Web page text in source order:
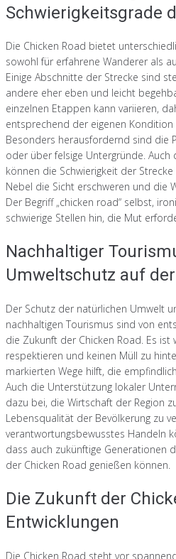
Schwierigkeitsgrade
Die Chicken Road bietet
sowohl für erfahrene Wanderer als
Einige Abschnitte der Strecke sind
andere eher eben und leicht
einzelnen Etappen kann variieren,
entsprechend der eigenen Kondition
Besonders herausfordernd sind die
oder über felsige Untergründe. Auch
können die Schwierigkeit der
Nebel die Sicht erschweren und die
Der Begriff „chicken road“ selbst,
schwierige Stellen hin, die Mut
Nachhaltiger
Umweltschutz auf
Der Schutz der natürlichen Umwelt
nachhaltigen Tourismus sind von
die Zukunft der Chicken Road. Es ist
respektieren und keinen Müll zu
markierten Wege hilft, die
Auch die Unterstützung lokaler
dazu bei, die Wirtschaft der Region
Lebensqualität der Bevölkerung zu
verantwortungsbewusstes Handeln
dass auch zukünftige Generationen
der Chicken Road genießen können.
Die Zukunft der
Entwicklungen
Die Chicken Road steht vor